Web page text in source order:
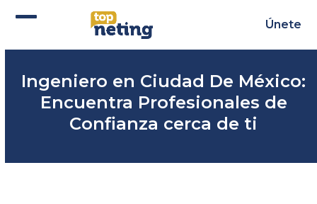
Únete
móvil
móvil
Ingeniero en Ciudad De México:
Encuentra Profesionales de
Confianza cerca de ti